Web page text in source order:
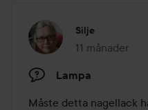
Silje
11 månader
Inlägget
Lampa
Måste detta nagellack